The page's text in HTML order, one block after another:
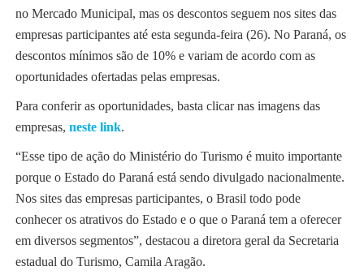
no Mercado Municipal, mas os descontos seguem nos sites das
empresas participantes até esta segunda-feira (26). No Paraná, os
descontos mínimos são de 10% e variam de acordo com as
oportunidades ofertadas pelas empresas.
Para conferir as oportunidades, basta clicar nas imagens das
empresas, neste link.
“Esse tipo de ação do Ministério do Turismo é muito importante
porque o Estado do Paraná está sendo divulgado nacionalmente.
Nos sites das empresas participantes, o Brasil todo pode
conhecer os atrativos do Estado e o que o Paraná tem a oferecer
em diversos segmentos”, destacou a diretora geral da Secretaria
estadual do Turismo, Camila Aragão.